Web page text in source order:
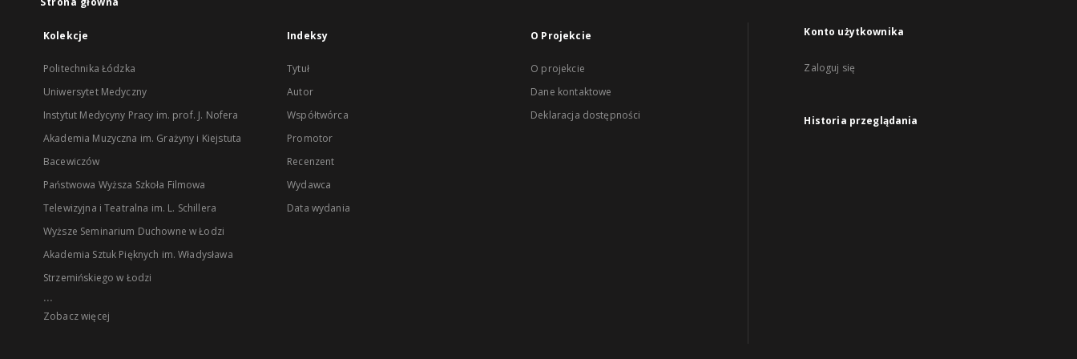
Kolekcje
Politechnika Łódzka
Uniwersytet Medyczny
Instytut Medycyny Pracy im. prof. J. Nofera
Akademia Muzyczna im. Grażyny i Kiejstuta
Bacewiczów
Państwowa Wyższa Szkoła Filmowa
Telewizyjna i Teatralna im. L. Schillera
Wyższe Seminarium Duchowne w Łodzi
Akademia Sztuk Pięknych im. Władysława
Strzemińskiego w Łodzi
...
Zobacz więcej
Indeksy
Tytuł
Autor
Współtwórca
Promotor
Recenzent
Wydawca
Data wydania
O Projekcie
O projekcie
Dane kontaktowe
Deklaracja dostępności
Konto użytkownika
Zaloguj się
Historia przeglądania